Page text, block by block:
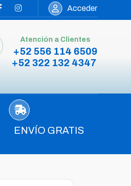
Acceder
Atención a Clientes
+52 556 114 6509
+52 322 132 4347
ENVÍO GRATIS